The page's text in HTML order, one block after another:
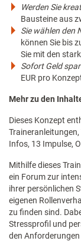
Werden Sie
Bausteine aus
Sie wählen den
können Sie bis
Sie mit den
Sofort Geld
EUR pro
Mehr zu den
Dieses Konzept
Infos, 13 Impulse,
Mithilfe dieses
ein Forum zur
ihrer persönlichen
eigenen
zu finden sind.
Stressprofil und
den